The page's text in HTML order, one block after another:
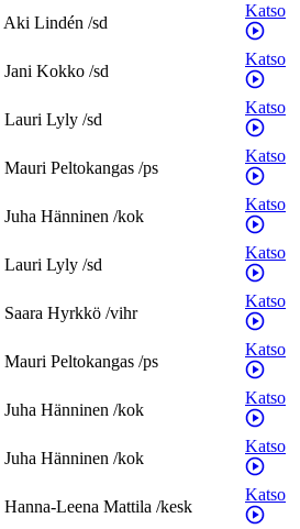
Aki Lindén /sd
Katso
Jani Kokko /sd
Katso
Lauri Lyly /sd
Katso
Mauri Peltokangas /ps
Katso
Juha Hänninen /kok
Katso
Lauri Lyly /sd
Katso
Saara Hyrkkö /vihr
Katso
Mauri Peltokangas /ps
Katso
Juha Hänninen /kok
Katso
Juha Hänninen /kok
Katso
Hanna-Leena Mattila /kesk
Katso